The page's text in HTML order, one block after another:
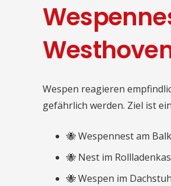
Wespen reagieren
gefährlich werden. Ziel ist
🐝 Wespennest am
🐝 Nest im
🐝 Wespen im